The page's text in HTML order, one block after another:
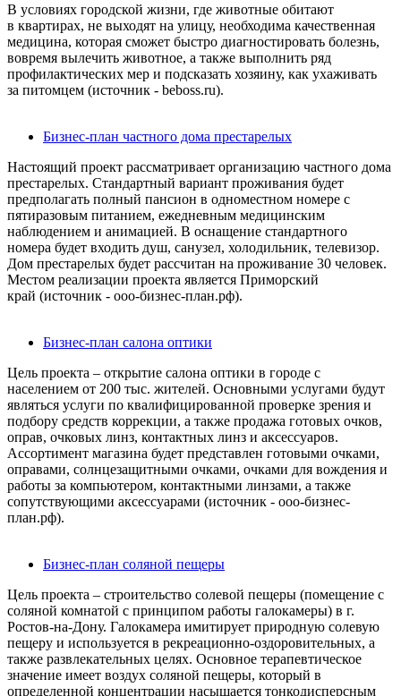
В условиях городской жизни, где животные обитают
в квартирах, не выходят на улицу, необходима качественная
медицина, которая сможет быстро диагностировать болезнь,
вовремя вылечить животное, а также выполнить ряд
профилактических мер и подсказать хозяину, как ухаживать
за питомцем (источник - beboss.ru).
Бизнес-план частного дома престарелых
Настоящий проект рассматривает организацию частного дома
престарелых. Стандартный вариант проживания будет
предполагать полный пансион в одноместном номере с
пятиразовым питанием, ежедневным медицинским
наблюдением и анимацией. В оснащение стандартного
номера будет входить душ, санузел, холодильник, телевизор.
Дом престарелых будет рассчитан на проживание 30 человек.
Местом реализации проекта является Приморский
край (источник - ооо-бизнес-план.рф).
Бизнес-план салона оптики
Цель проекта – открытие салона оптики в городе с
населением от 200 тыс. жителей. Основными услугами будут
являться услуги по квалифицированной проверке зрения и
подбору средств коррекции, а также продажа готовых очков,
оправ, очковых линз, контактных линз и аксессуаров.
Ассортимент магазина будет представлен готовыми очками,
оправами, солнцезащитными очками, очками для вождения и
работы за компьютером, контактными линзами, а также
сопутствующими аксессуарами (источник - ооо-бизнес-
план.рф).
Бизнес-план соляной пещеры
Цель проекта – строительство солевой пещеры (помещение с
соляной комнатой с принципом работы галокамеры) в г.
Ростов-на-Дону. Галокамера имитирует природную солевую
пещеру и используется в рекреационно-оздоровительных, а
также развлекательных целях. Основное терапевтическое
значение имеет воздух соляной пещеры, который в
определенной концентрации насыщается тонкодисперсным